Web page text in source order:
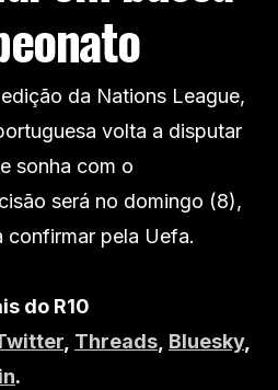
da Nations League,
volta a disputar
sonha com o
será no domingo (8),
confirmar pela Uefa.
do R10
, Threads, Bluesky,
.